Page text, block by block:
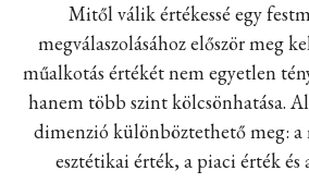
Mitől válik értékessé egy
megválaszolásához először meg
műalkotás értékét nem egyetlen
hanem több szint kölcsönhatása.
dimenzió különböztethető meg: a
esztétikai érték, a piaci érték és